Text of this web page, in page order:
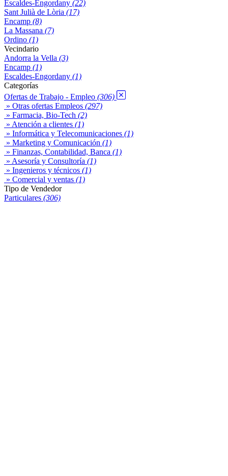
Escaldes-Engordany (22)
Sant Julià de Lòria (17)
Encamp (8)
La Massana (7)
Ordino (1)
Vecindario
Andorra la Vella (3)
Encamp (1)
Escaldes-Engordany (1)
Categorías
Ofertas de Trabajo - Empleo (306)
» Otras ofertas Empleos (297)
» Farmacia, Bio-Tech (2)
» Atención a clientes (1)
» Informática y Telecomunicaciones (1)
» Marketing y Comunicación (1)
» Finanzas, Contabilidad, Banca (1)
» Asesoría y Consultorí­a (1)
» Ingenieros y técnicos (1)
» Comercial y ventas (1)
Tipo de Vendedor
Particulares (306)